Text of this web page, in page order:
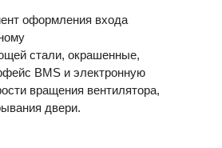
оформления входа
стали, окрашенные,
BMS и электронную
вращения вентилятора,
двери.